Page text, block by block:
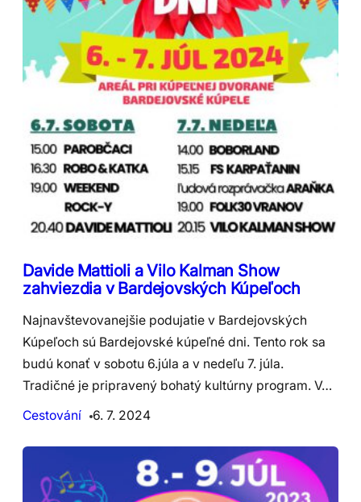
Davide Mattioli a Vilo Kalman Show
zahviezdia v Bardejovských Kúpeľoch
Najnavštevovanejšie podujatie v Bardejovských
Kúpeľoch sú Bardejovské kúpeľné dni. Tento rok sa
budú konať v sobotu 6.júla a v nedeľu 7. júla.
Tradičné je pripravený bohatý kultúrny program. V…
Cestování
6. 7. 2024